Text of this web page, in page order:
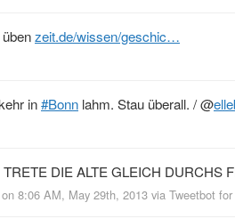
zeit.de/wissen/geschic…
in#Bonn lahm. Stau überall. /@
DIE ALTE GLEICH DURCHS
8:06 AM, May 29th, 2013 via Tweetbot